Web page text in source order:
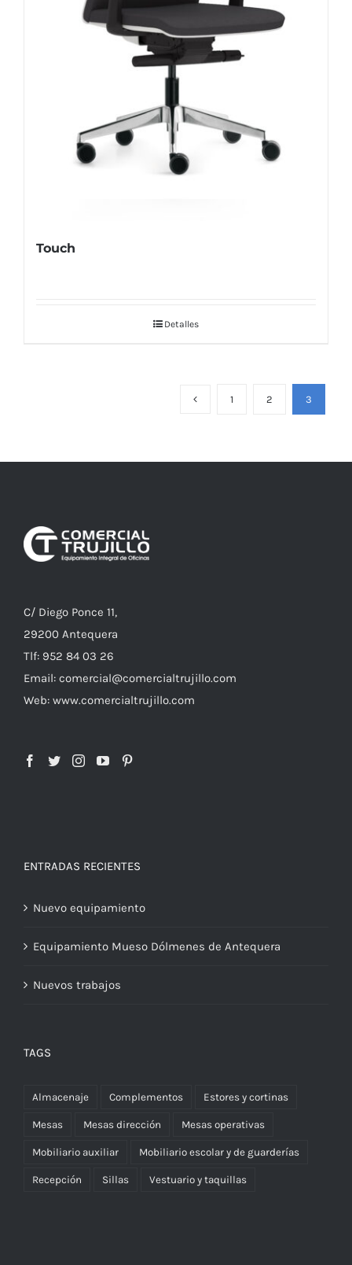
Touch
Detalles
1 2 3
C/ Diego Ponce 11,
29200 Antequera
Tlf: 952 84 03 26
Email: comercial@comercialtrujillo.com
Web: www.comercialtrujillo.com
ENTRADAS RECIENTES
Nuevo equipamiento
Equipamiento Mueso Dólmenes de Antequera
Nuevos trabajos
TAGS
Almacenaje Complementos Estores y cortinas
Mesas Mesas dirección Mesas operativas
Mobiliario auxiliar Mobiliario escolar y de guarderías
Recepción Sillas Vestuario y taquillas